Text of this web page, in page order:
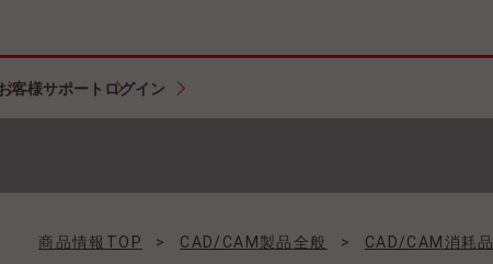
客様サポート ログイン
商品情報TOP > CAD/CAM製品全般 > CAD/CAM消耗品